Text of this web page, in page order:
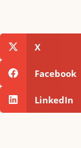
X
Facebook
LinkedIn